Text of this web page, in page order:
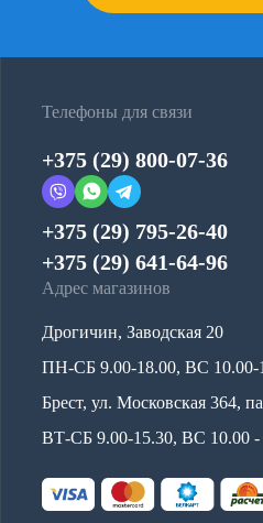
Телефоны для связи
+375 (29) 800-07-36
+375 (29) 795-26-40
+375 (29) 641-64-96
Адрес магазинов
Дрогичин, Заводская 20
ПН-СБ 9.00-18.00, ВС 10.00-
Брест, ул. Московская 364,
ВТ-СБ 9.00-15.30, ВС 10.00